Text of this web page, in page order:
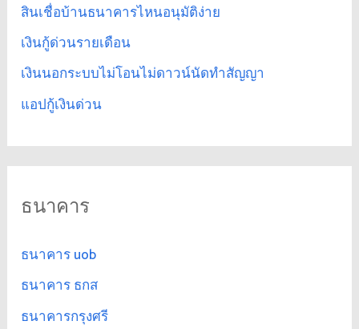
สินเชื่อบ้านธนาคารไหนอนุมัติง่าย
เงินกู้ด่วนรายเดือน
เงินนอกระบบไม่โอนไม่ดาวน์นัดทำสัญญา
แอปกู้เงินด่วน
ธนาคาร
ธนาคาร uob
ธนาคาร ธกส
ธนาคารกรุงศรี